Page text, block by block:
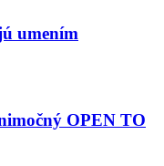
umením
OPEN TO